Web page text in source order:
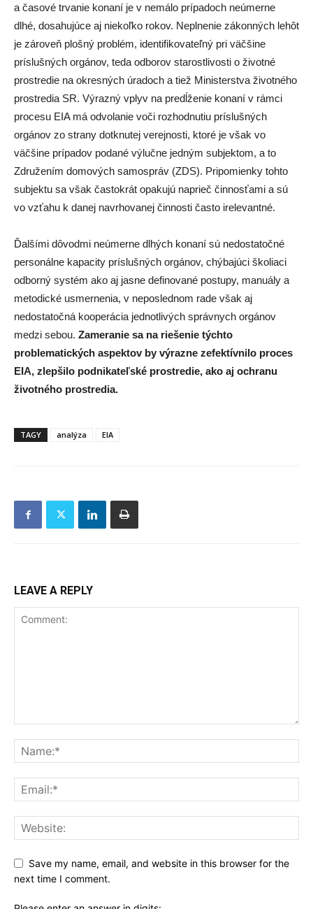
a časové trvanie konaní je v nemálo prípadoch neúmerne
dlhé, dosahujúce aj niekoľko rokov. Neplnenie zákonných lehôt
je zároveň plošný problém, identifikovateľný pri väčšine
príslušných orgánov, teda odborov starostlivosti o životné
prostredie na okresných úradoch a tiež Ministerstva životného
prostredia SR. Výrazný vplyv na predĺženie konaní v rámci
procesu EIA má odvolanie voči rozhodnutiu príslušných
orgánov zo strany dotknutej verejnosti, ktoré je však vo
väčšine prípadov podané výlučne jedným subjektom, a to
Združením domových samospráv (ZDS). Pripomienky tohto
subjektu sa však častokrát opakujú naprieč činnosťami a sú
vo vzťahu k danej navrhovanej činnosti často irelevantné.
Ďalšími dôvodmi neúmerne dlhých konaní sú nedostatočné
personálne kapacity príslušných orgánov, chýbajúci školiaci
odborný systém ako aj jasne definované postupy, manuály a
metodické usmernenia, v neposlednom rade však aj
nedostatočná kooperácia jednotlivých správnych orgánov
medzi sebou. Zameranie sa na riešenie týchto
problematických aspektov by výrazne zefektívnilo proces
EIA, zlepšilo podnikateľské prostredie, ako aj ochranu
životného prostredia.
TAGY analýza EIA
LEAVE A REPLY
Save my name, email, and website in this browser for the
next time I comment.